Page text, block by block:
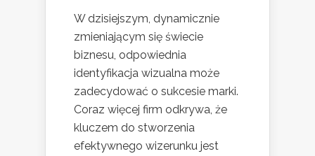
W dzisiejszym, dynamicznie
zmieniającym się świecie
biznesu, odpowiednia
identyfikacja wizualna może
zadecydować o sukcesie marki.
Coraz więcej firm odkrywa, że
kluczem do stworzenia
efektywnego wizerunku jest